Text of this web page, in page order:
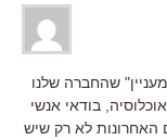
שהחברה שלנו
של האוכלוסיה, בודאי אנשי
האחרונות לא רק שיש